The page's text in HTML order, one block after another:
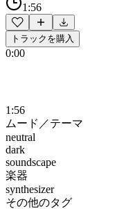
1:56
トラックを購入
0:00
1:56
ムード／テーマ
neutral
dark
soundscape
楽器
synthesizer
その他のタグ